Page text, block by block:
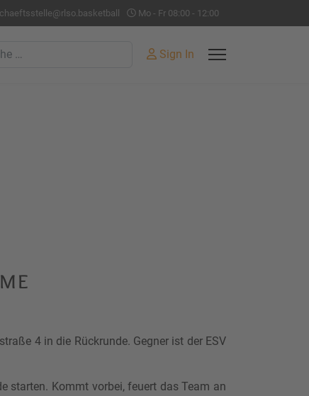
Mo - Fr 08:00 - 12:00
Sign In
4 in die Rückrunde. Gegner ist der ESV
starten. Kommt vorbei, feuert das Team an